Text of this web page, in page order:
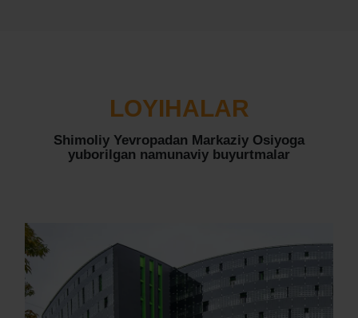
LOYIHALAR
Shimoliy Yevropadan Markaziy Osiyoga
yuborilgan namunaviy buyurtmalar